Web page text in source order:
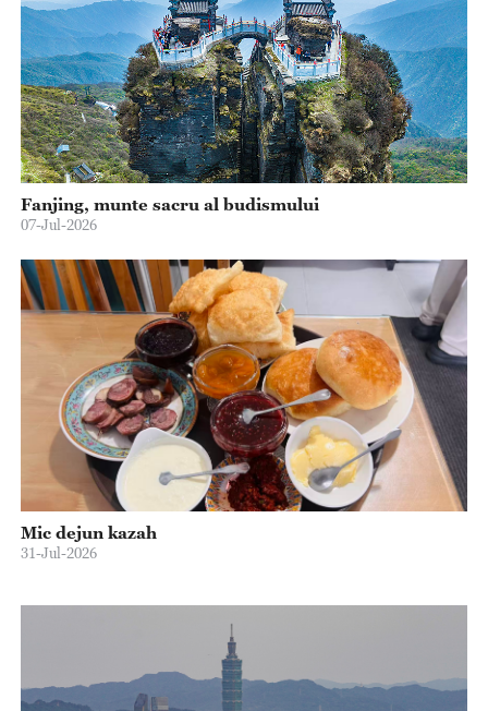
Fanjing, munte sacru al budismului
07-Jul-2026
Mic dejun kazah
31-Jul-2026